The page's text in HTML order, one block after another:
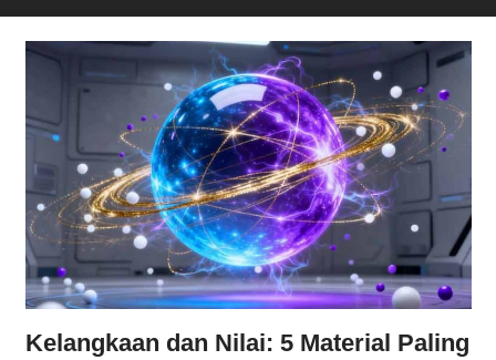
internasional
tercepat
henti
Kelangkaan dan Nilai: 5 Material Paling